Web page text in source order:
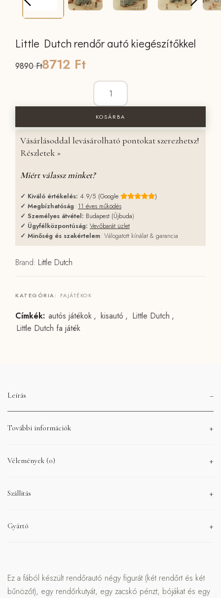
Little Dutch rendőr autó kiegészítőkkel
9890Ft
Original
was:
9890 Ft.
8712 Ft
Current
is:
8712 Ft.
Little Dutch rendőr autó kiegészítőkkel
KOSÁRBA
Vásárlásoddal levásárolható pontokat szerezhetsz!
Részletek »
Miért válassz minket?
✓ Kiváló értékelés: 4.9/5 (Google
)
✓ Megbízhatóság: 11 éves működés
✓ Személyes átvétel: Budapest (Újbuda)
✓ Ügyfélközpontúság: Vevőbarát üzlet
✓ Minőség és szakértelem: Válogatott kínálat & garancia
Brand: Little Dutch
KATEGÓRIA: FAJÁTÉKOK
Címkék: autós játékok , kisautó , Little Dutch ,
Little Dutch fa játék
Leírás
További információk
Vélemények (0)
Szállítás
Gyártó
Ez a fából készült rendőrautó négy figurát (két rendőrt és két
bűnözőt), egy rendőrkutyát, egy zacskó pénzt, bójákat és egy